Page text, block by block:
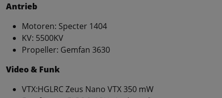
Antrieb
Motoren: Specter 1404
KV: 5500KV
Propeller: Gemfan 3630
Video & Funk
VTX:HGLRC Zeus Nano VTX 350 mW